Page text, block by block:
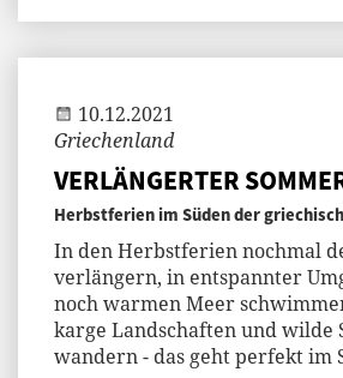
10.12.2021
Griechenland
VERLÄNGERTER
Herbstferien im Süden der
In den Herbstferien nochmal
verlängern, in entspannter
noch warmen Meer
karge Landschaften und wilde
wandern - das geht perfekt im